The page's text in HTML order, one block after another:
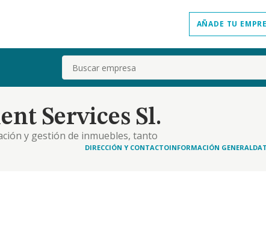
AÑADE TU
Buscar
Services Sl.
y gestión de inmuebles, tanto
de alquiler y, en su caso, de
DIRECCIÓN Y CONTACTOINFORMACIÓN GENERAL